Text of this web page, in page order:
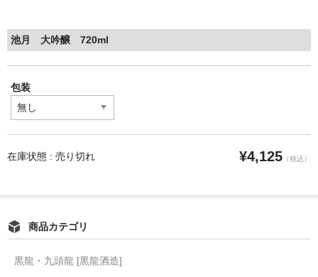
池月 大吟醸 720ml
包装
在庫状態 : 売り切れ ¥4,125 （税込）
商品カテゴリ
黒龍・九頭龍 [黒龍酒造]